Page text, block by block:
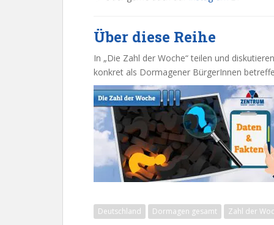
Über diese Reihe
In „Die Zahl der Woche“ teilen und
konkret als Dormagener BürgerInnen
Deutschland Dormagen gesamt Zahl der